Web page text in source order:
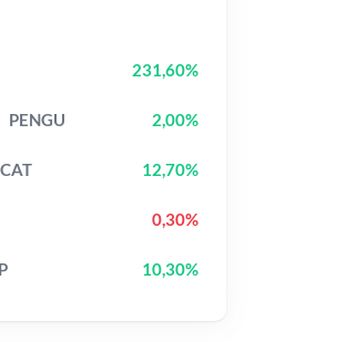
231,60%
PENGU 2,00%
12,70%
0,30%
10,30%